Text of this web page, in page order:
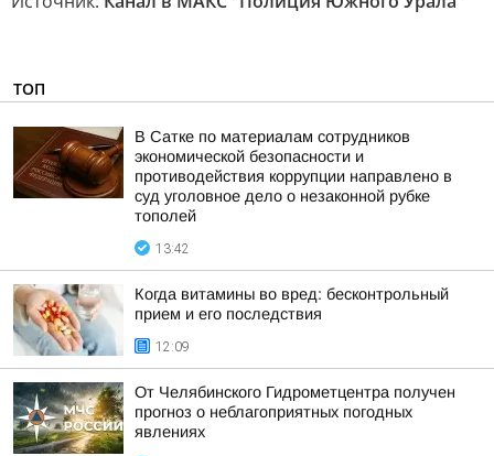
ТОП
В Сатке по материалам сотрудников
экономической безопасности и
противодействия коррупции направлено в
суд уголовное дело о незаконной рубке
тополей
13:42
Когда витамины во вред: бесконтрольный
прием и его последствия
12:09
От Челябинского Гидрометцентра получен
прогноз о неблагоприятных погодных
явлениях